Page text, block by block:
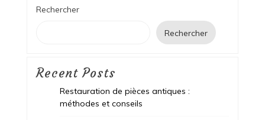
Rechercher
Rechercher
Recent Posts
Restauration de pièces antiques :
méthodes et conseils